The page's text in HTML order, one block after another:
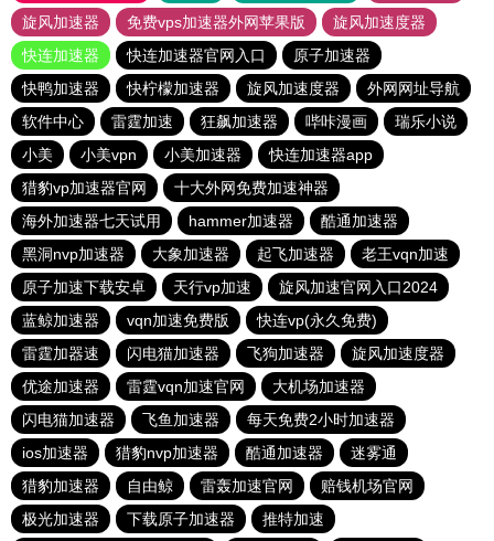
旋风加速器
免费vps加速器外网苹果版
旋风加速度器
快连加速器
快连加速器官网入口
原子加速器
快鸭加速器
快柠檬加速器 旋风加速度器
外网网址导航
软件中心
雷霆加速 狂飙加速器 哔咔漫画
瑞乐小说
小美
小美vpn 小美加速器
快连加速器app
猎豹vp加速器官网
十大外网免费加速神器
海外加速器七天试用
hammer加速器
酷通加速器
黑洞nvp加速器
大象加速器 起飞加速器
老王vqn加速
原子加速下载安卓
天行vp加速
旋风加速官网入口2024
蓝鲸加速器
vqn加速免费版
快连vp(永久免费)
雷霆加器速
闪电猫加速器 飞狗加速器
旋风加速度器
优途加速器
雷霆vqn加速官网
大机场加速器
闪电猫加速器
飞鱼加速器
每天免费2小时加速器
ios加速器
猎豹nvp加速器 酷通加速器
迷雾通
猎豹加速器
自由鲸 雷轰加速官网
赔钱机场官网
极光加速器
下载原子加速器 推特加速